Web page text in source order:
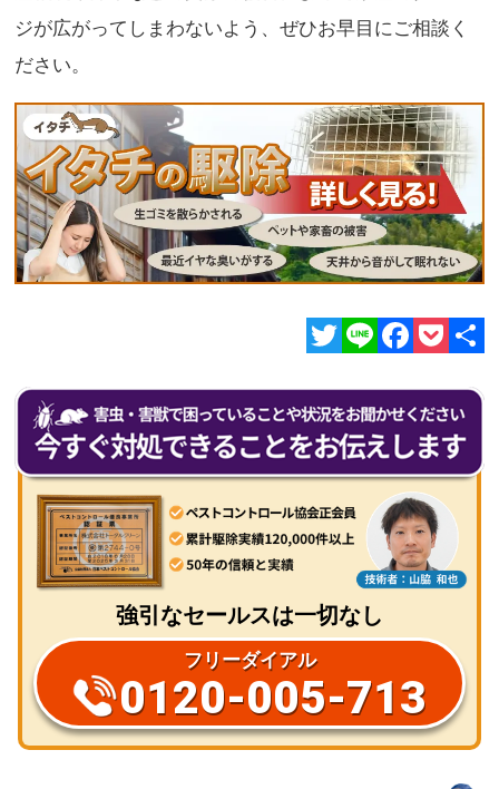
ジが広がってしまわないよう、ぜひお早目にご相談く
ださい。
有
強引なセールスは一切なし
フリーダイアル
0120-005-713